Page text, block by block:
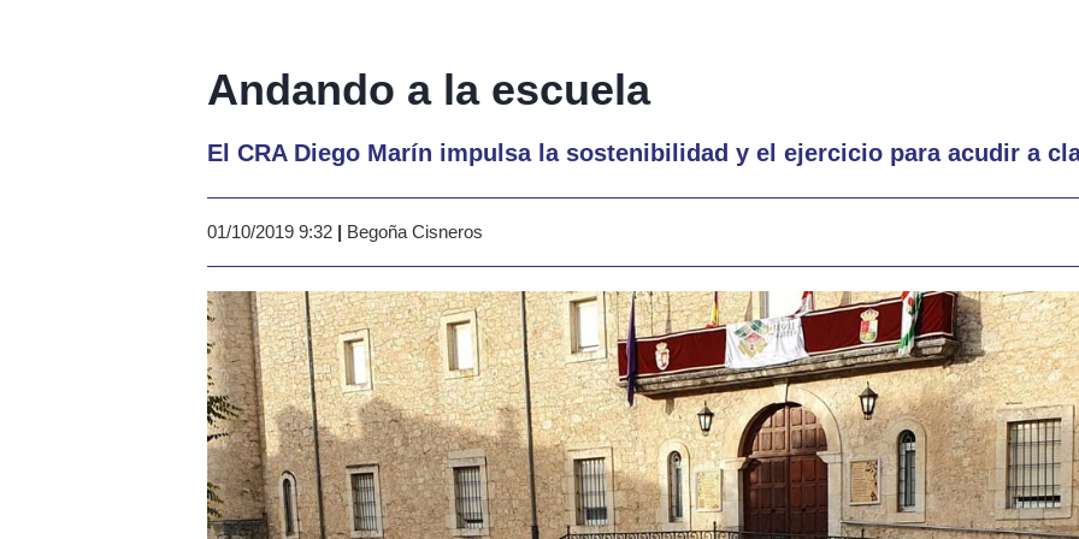
Andando a la escuela
El CRA Diego Marín impulsa la sostenibilidad y el ejercicio para acudir a
01/10/2019 9:32 | Begoña Cisneros